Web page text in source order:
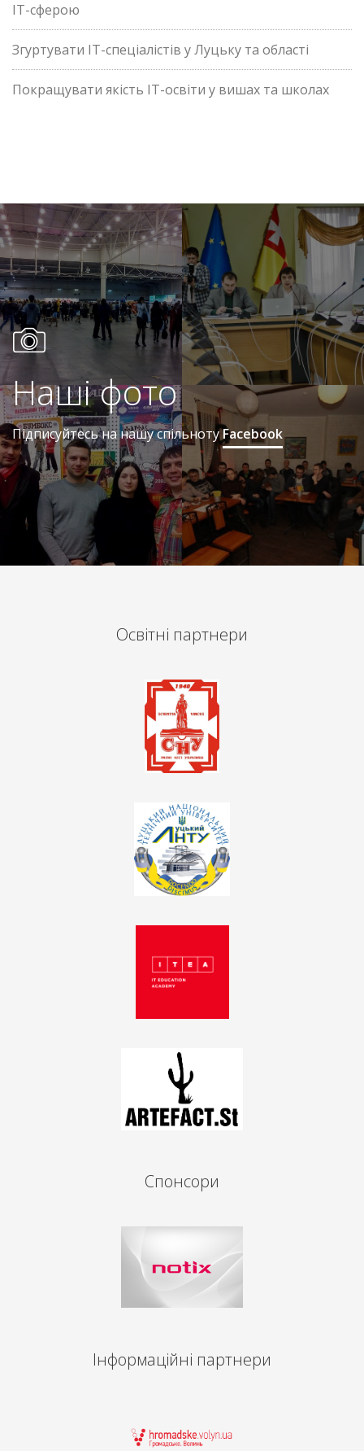
ІТ-сферою
Згуртувати ІТ-спеціалістів у Луцьку та області
Покращувати якість ІТ-освіти у вишах та школах
Наші фото
Підписуйтесь на нашу спільнотуFacebook
Освітні партнери
Спонсори
Інформаційні партнери